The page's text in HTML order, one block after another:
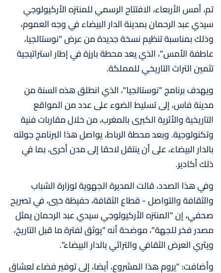
تم، أمس الأربعاء، الافتتاح الرسمي للمنتزه الأركيولوجي
سيدي عبد الرحمان بمدينة الدار البيضاء في وجه العموم،
وذلك بمناسبة تنظيم نسخة جديدة من عرض "نوستالجيا،
عاطفة الأمس"، الذي يعد محطة بارزة في إطار استراتيجية
تثمين التراث التاريخي للمملكة.
ويهدف برنامج "نوستالجيا"، الذي انطلق هذه السنة من
مدينة فاس، إلى تسليط الضوء على عدد من المواقع
التاريخية والأثرية الكبرى بالمغرب، من خلال مقاربات فنية
وتكنولوجية. وبعد محطة الرباط، يواصل هذا البرنامج جولته
بالدار البيضاء، على أن ينتقل لاحقا إلى مدن أخرى، بما في
ذلك أكادير.
وفي هذا الصدد، قالت المديرة الجهوية لوزارة الشباب
والثقافة والتواصل - قطاع الثقافة، حفيظة خيي، في تصريح
صحفي، إن "المنتزه الأركيولوجي سيدي عبد الرحمان يمثل
مصدر فخر للجهة"، موضحة أنه "يوثق لفترة ما قبل التاريخ،
ويثري العرض الثقافي والتراثي بالدار البيضاء".
وأضافت: "يروم هذا المشروع، أيضا، إلى توفير فضاء لعشاق